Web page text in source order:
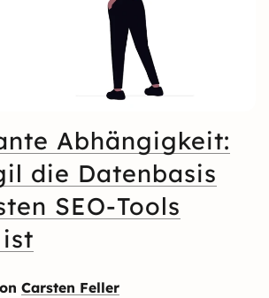
Abhängigkeit:
die Datenbasis
SEO-Tools
Carsten Feller